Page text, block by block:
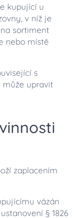
kupující u
v níž je
sortiment
nebo místě
s
může upravit
zaplacením
vázán
§ 1826